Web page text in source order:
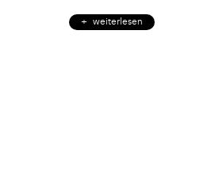
weiterlesen